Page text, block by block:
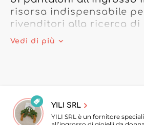
risorsa indispensabile
rivenditori alla ricerca di
abbigliamento alla moda
gonne spagnole,
più specifici come i
allenamento spagnoli e
Vedi di più
YILI SRL
YILI SRL è un fornitore